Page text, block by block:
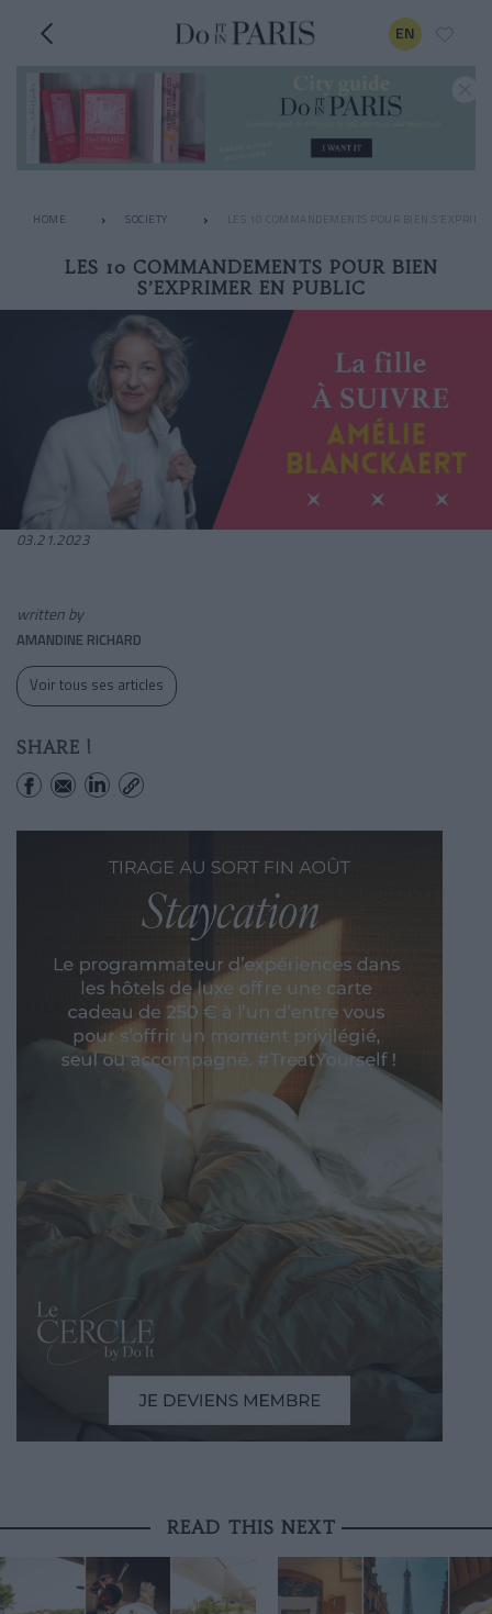
EN
HOME SOCIETY LES 10 COMMANDEMENTS POUR BIEN
LES 10 COMMANDEMENTS POUR BIEN
S’EXPRIMER EN PUBLIC
03.21.2023
written by
AMANDINE RICHARD
Voir tous ses articles
SHARE !
READ THIS NEXT